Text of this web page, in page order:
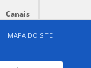
Canais
MAPA DO SITE